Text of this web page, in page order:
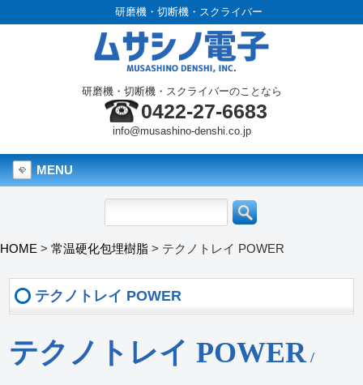
研磨機・切断機・スクライバー
研磨機・切断機・スクライバーのことなら
0422-27-6683
info@musashino-denshi.co.jp
MENU
HOME > 常温硬化包埋樹脂 > テクノトレイ POWER
テクノトレイ POWER
テクノトレイ POWER/